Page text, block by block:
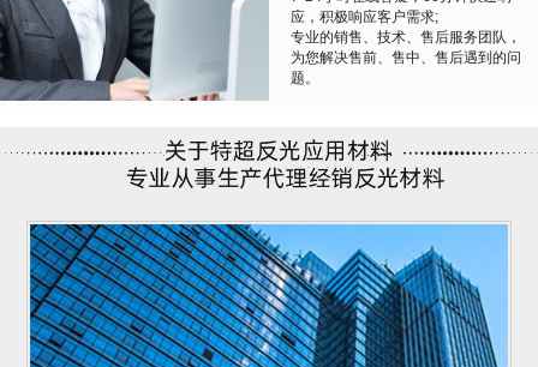
应，积极响应客户需求;
专业的销售、技术、售后服务团队，
为您解决售前、售中、售后遇到的问
题。